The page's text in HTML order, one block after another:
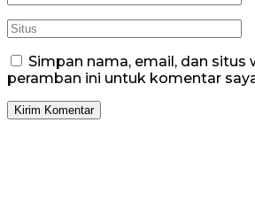
Simpan nama, email, dan situs
peramban ini untuk komentar